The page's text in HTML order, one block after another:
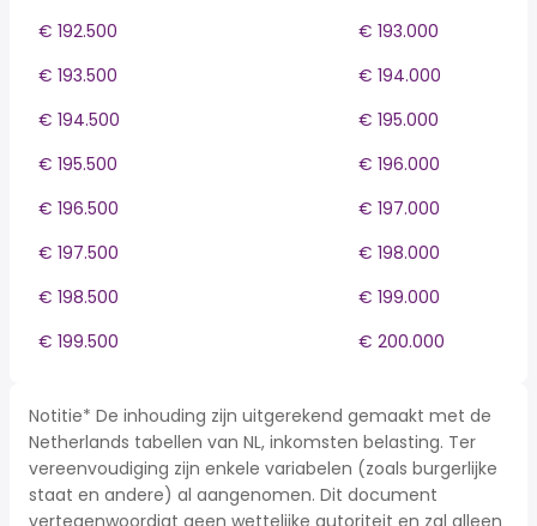
€ 192.500
€ 193.000
€ 193.500
€ 194.000
€ 194.500
€ 195.000
€ 195.500
€ 196.000
€ 196.500
€ 197.000
€ 197.500
€ 198.000
€ 198.500
€ 199.000
€ 199.500
€ 200.000
Notitie* De inhouding zijn uitgerekend gemaakt met de
Netherlands tabellen van NL, inkomsten belasting. Ter
vereenvoudiging zijn enkele variabelen (zoals burgerlijke
staat en andere) al aangenomen. Dit document
vertegenwoordigt geen wettelijke autoriteit en zal alleen